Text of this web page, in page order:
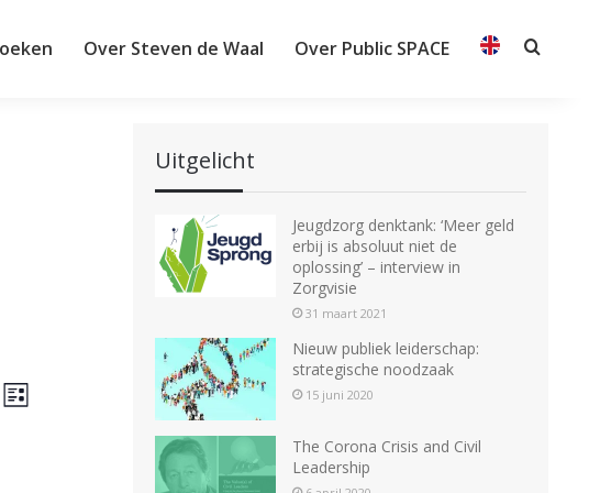
Over Steven de Waal Over Public SPACE
WE
L
Uitgelicht
Jeugdzorg denktank: ‘Meer geld
erbij is absoluut niet de
oplossing’ – interview in
Zorgvisie
31 maart 2021
Nieuw publiek leiderschap:
strategische noodzaak
15 juni 2020
The Corona Crisis and Civil
Leadership